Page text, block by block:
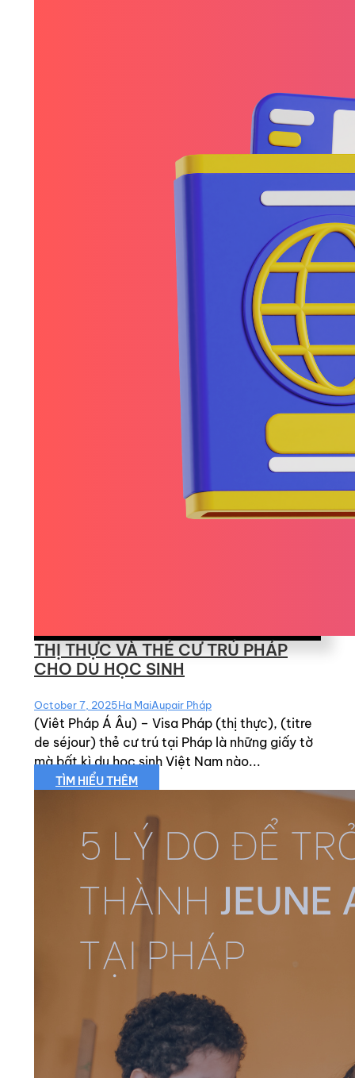
THỊ THỰC VÀ THẺ CƯ TRÚ PHÁP
CHO DU HỌC SINH
October 7, 2025Ha MaiAupair Pháp
(Viêt Pháp Á Âu) – Visa Pháp (thị thực), (titre
de séjour) thẻ cư trú tại Pháp là những giấy tờ
mà bất kì du học sinh Việt Nam nào...
TÌM HIỂU THÊM